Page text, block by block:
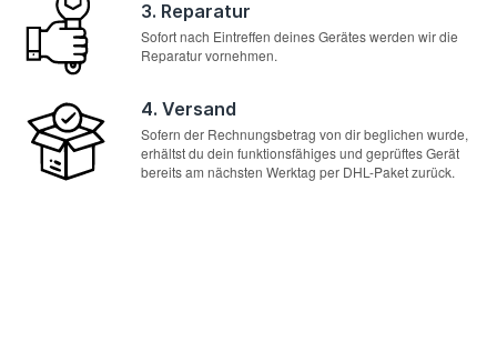
3. Reparatur
Sofort nach Eintreffen deines Gerätes werden wir die
Reparatur vornehmen.
4. Versand
Sofern der Rechnungsbetrag von dir beglichen wurde,
erhältst du dein funktionsfähiges und geprüftes Gerät
bereits am nächsten Werktag per DHL-Paket zurück.